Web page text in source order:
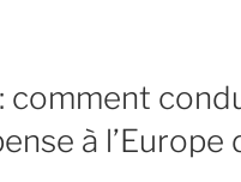
comment
à l’Europe